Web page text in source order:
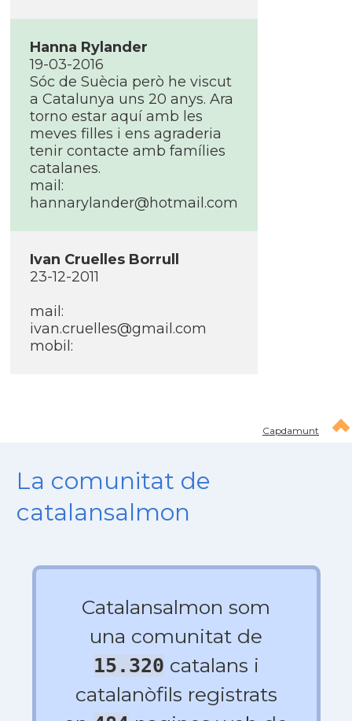
Hanna Rylander
19-03-2016
Sóc de Suècia però he viscut
a Catalunya uns 20 anys. Ara
torno estar aquí­ amb les
meves filles i ens agraderia
tenir contacte amb famí­lies
catalanes.
mail:
hannarylander@hotmail.com
Ivan Cruelles Borrull
23-12-2011
mail:
ivan.cruelles@gmail.com
mobil:
Capdamunt
La comunitat de
catalansalmon
Catalansalmon som
una comunitat de
15.320 catalans i
catalanòfils registrats